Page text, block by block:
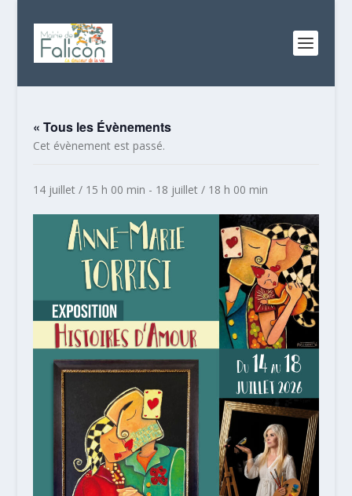
« Tous les Évènements
Cet évènement est passé.
14 juillet / 15 h 00 min - 18 juillet / 18 h 00 min